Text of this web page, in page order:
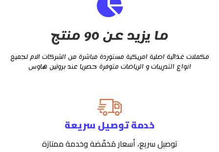
ما يزيد عن 90 منتج
مكملات غذائية اصلية امريكية مستوردة مباشرة من الشركات الام لجميع
انواع التدريبات و الرياضات متوفرة حصريا عند بروتين هاوس
خدمة توصيل سريعة
توصيل سريع، أسعار مَخفّضة وخدمة ممتازة